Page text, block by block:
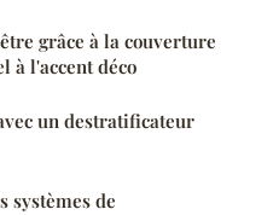
grâce à la couverture
à l'accent déco
un destratificateur
systèmes de